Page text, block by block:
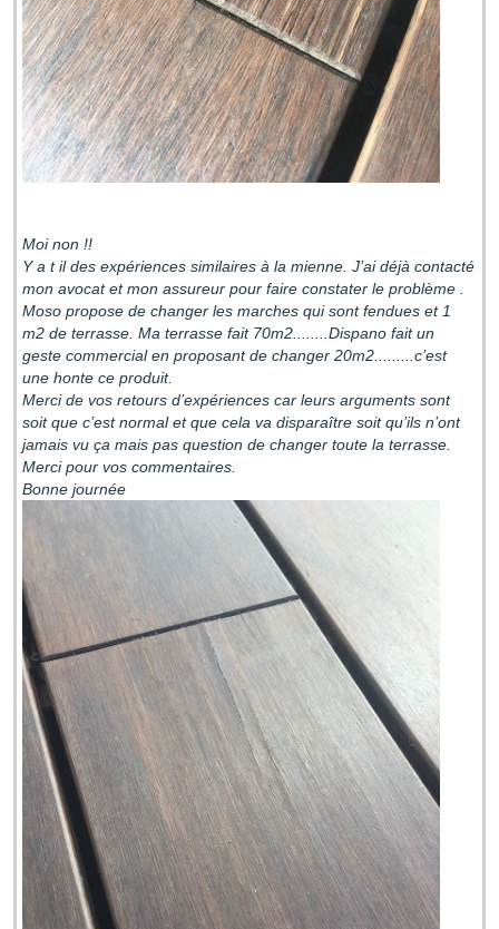
Moi non !!
Y a t il des expériences similaires à la mienne. J’ai déjà contacté
mon avocat et mon assureur pour faire constater le problème .
Moso propose de changer les marches qui sont fendues et 1
m2 de terrasse. Ma terrasse fait 70m2........Dispano fait un
geste commercial en proposant de changer 20m2.........c’est
une honte ce produit.
Merci de vos retours d’expériences car leurs arguments sont
soit que c’est normal et que cela va disparaître soit qu’ils n’ont
jamais vu ça mais pas question de changer toute la terrasse.
Merci pour vos commentaires.
Bonne journée